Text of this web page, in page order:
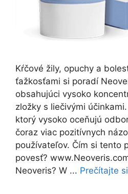
Kŕčové žily, opuchy a
ťažkosťami si poradí
obsahujúci vysoko
zložky s liečivými
ktorý vysoko oceňujú
čoraz viac pozitívnych
používateľov. Čím si tento
povesť?
Neoveris? W ... Prečítajte